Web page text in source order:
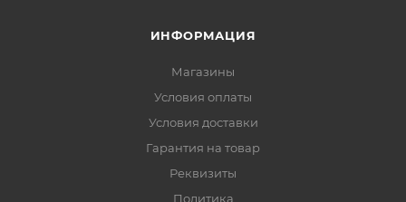
ИНФОРМАЦИЯ
Магазины
Условия оплаты
Условия доставки
Гарантия на товар
Реквизиты
Политика